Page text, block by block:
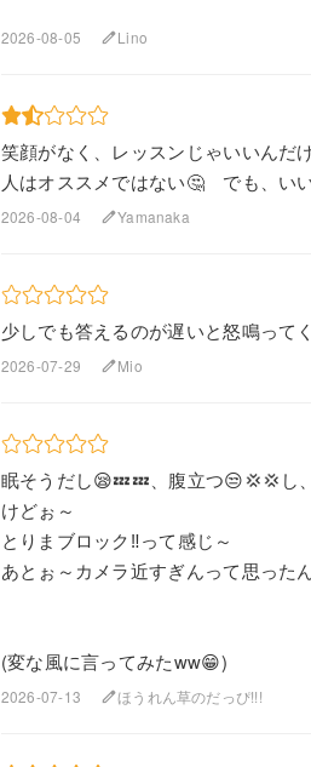
2026-08-05 editLino
笑顔がなく、レッスンじゃいいん
人はオススメではない🤔 でも、い
2026-08-04 editYamanaka
少しでも答えるのが遅いと怒鳴って
2026-07-29 editMio
眠そうだし😪💤💤、腹立つ😒💢💢し
けどぉ～
とりまブロック‼️って感じ～
あとぉ～カメラ近すぎんって思った
(変な風に言ってみたww😁)
2026-07-13 editほうれん草のだっぴ!!!